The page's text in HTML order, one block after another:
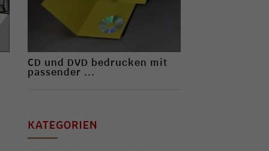
CD und DVD bedrucken mit
passender ...
KATEGORIEN